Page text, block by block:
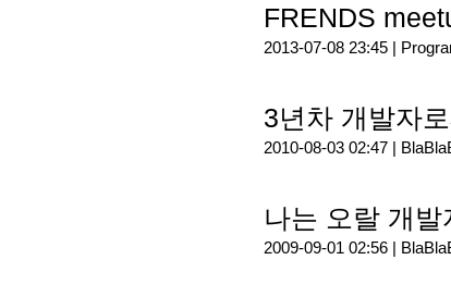
FRENDS
2013-07-08 23:45 |
3년차 개발자
2010-08-03 02:47 |
나는 오랄 개발
2009-09-01 02:56 |